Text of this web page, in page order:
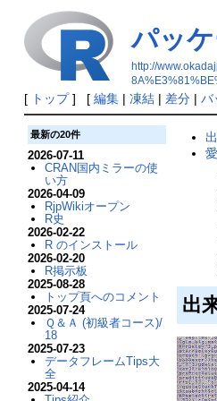
パッ
http://
[ トップ] [ 編集| 凍結| 差分| バ
出
最新の20件
2026-07-11
CRAN国内ミラーの使
い方
2026-04-09
RjpWikiオープン
R史
2026-02-22
R のインストール
2026-02-20
R掲示板
2025-08-28
トップ頁へのコメント
2025-07-24
Ｑ＆Ａ (初級者コース)/
18
2025-07-23
データフレームTips大
全
2025-04-14